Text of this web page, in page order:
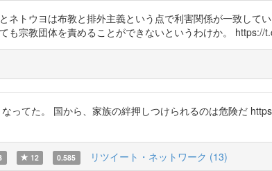
ネトウヨは布教と排外主義という点で利害関係が一致して
も宗教団体を責めることができないというわけか。 https://
ってた。 国から、家族の絆押しつけられるのは危険だ
12 0.585 リツイート・ネットワーク (13)